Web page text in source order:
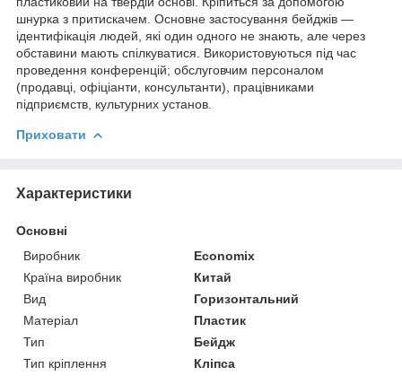
шнурка з притискачем. Основне застосування бейджів —
ідентифікація людей, які один одного не знають, але через
обставини мають спілкуватися. Використовуються під час
проведення конференцій; обслуговчим персоналом
(продавці, офіціанти, консультанти), працівниками
підприємств, культурних установ.
Приховати
Характеристики
Основні
Виробник
Economix
Країна виробник
Китай
Вид
Горизонтальний
Матеріал
Пластик
Тип
Бейдж
Тип кріплення
Кліпса